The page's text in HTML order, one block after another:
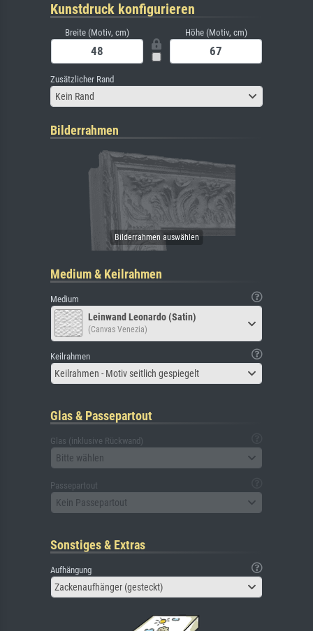
Kunstdruck konfigurieren
Breite (Motiv, cm) Höhe (Motiv, cm)
Zusätzlicher Rand
Kein Rand
Bilderrahmen
Medium & Keilrahmen
Medium
Leinwand Leonardo (Satin)
(Canvas Venezia)
Keilrahmen
Keilrahmen - Motiv seitlich gespiegelt
Glas & Passepartout
Glas (inklusive Rückwand)
Bitte wählen
Passepartout
Kein Passepartout
Sonstiges & Extras
Aufhängung
Zackenaufhänger (gesteckt)